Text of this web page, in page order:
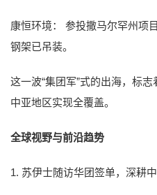
康恒环境： 参投撒马尔罕州项
钢架已吊装。
这一波“集团军”式的出海，标
中亚地区实现全覆盖。
全球视野与前沿趋势
1. 苏伊士随访华团签单，深耕